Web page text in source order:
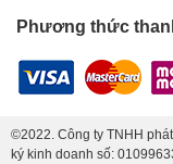
Phương thức
©2022. Công ty TNHH
ký kinh doanh số: